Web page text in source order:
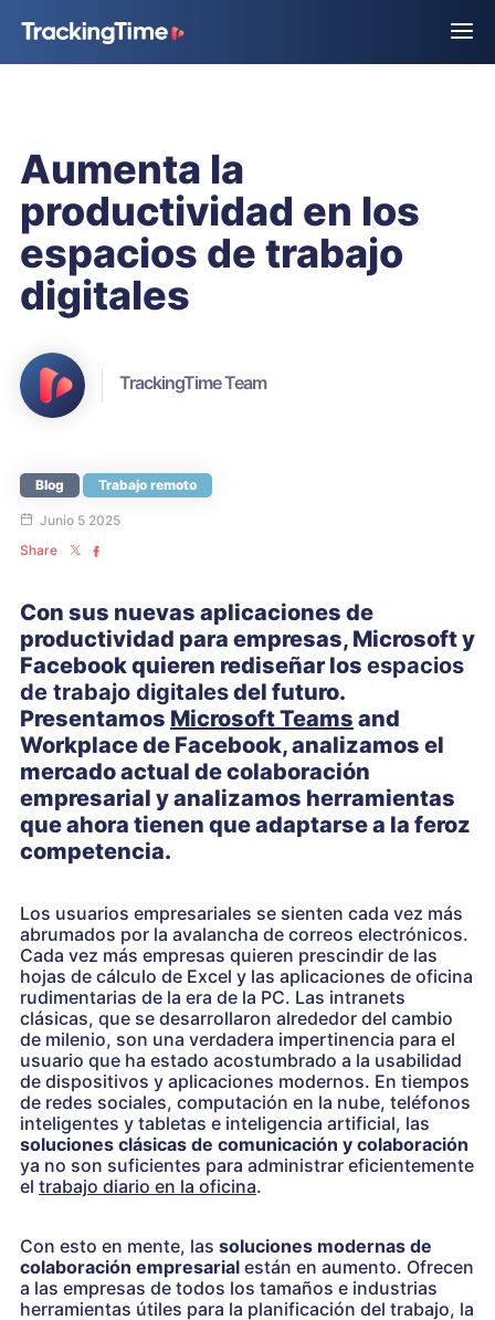
Aumenta la
productividad en los
espacios de trabajo
digitales
TrackingTime Team
Blog Trabajo remoto
Junio 5 2025
Share
Con sus nuevas aplicaciones de
productividad para empresas, Microsoft y
Facebook quieren rediseñar los espacios
de trabajo digitalesdel futuro.
Presentamos Microsoft Teams and
Workplace de Facebook, analizamos el
mercado actual de colaboración
empresarial y analizamos herramientas
que ahora tienen que adaptarse a la feroz
competencia.
Los usuarios empresariales se sienten cada vez más
abrumados por la avalancha de correos electrónicos.
Cada vez más empresas quieren prescindir de las
hojas de cálculo de Excel y las aplicaciones de oficina
rudimentarias de la era de la PC. Las intranets
clásicas, que se desarrollaron alrededor del cambio
de milenio, son una verdadera impertinencia para el
usuario que ha estado acostumbrado a la usabilidad
de dispositivos y aplicaciones modernos. En tiempos
de redes sociales, computación en la nube, teléfonos
inteligentes y tabletas e inteligencia artificial, las
soluciones clásicas de comunicación y colaboración
ya no son suficientes para administrar eficientemente
el trabajo diario en la oficina.
Con esto en mente, las soluciones modernas de
colaboración empresarial están en aumento. Ofrecen
a las empresas de todos los tamaños e industrias
herramientas útiles para la planificación del trabajo, la